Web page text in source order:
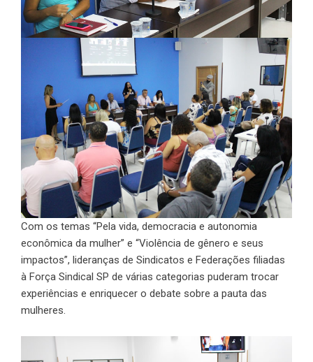
Com os temas “Pela vida, democracia e autonomia
econômica da mulher” e “Violência de gênero e seus
impactos”, lideranças de Sindicatos e Federações filiadas
à Força Sindical SP de várias categorias puderam trocar
experiências e enriquecer o debate sobre a pauta das
mulheres.